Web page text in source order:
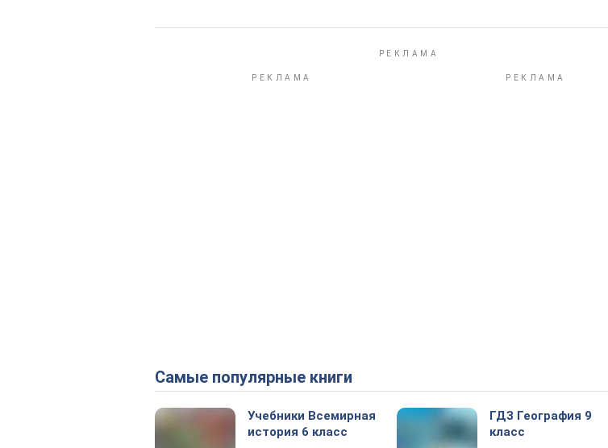
Самые популярные книги
Учебники Всемирная
история 6 класс
ГДЗ География 9
класс